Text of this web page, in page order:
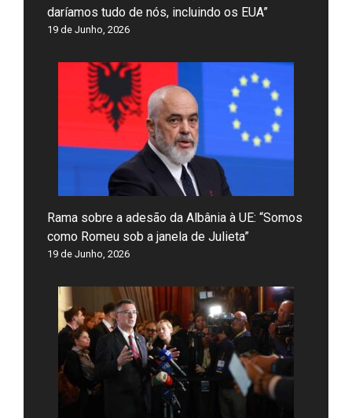
daríamos tudo de nós, incluindo os EUA”
19 de Junho, 2026
Rama sobre a adesão da Albânia à UE: “Somos
como Romeu sob a janela de Julieta”
19 de Junho, 2026